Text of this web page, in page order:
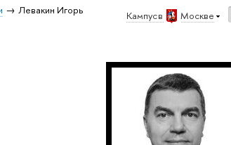
Кампус в Москве
Левакин Игорь